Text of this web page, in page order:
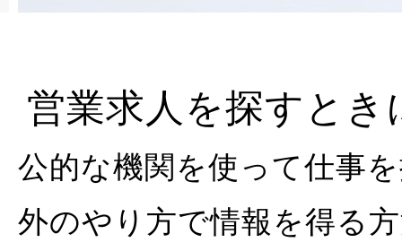
営業求人を探すと
公的な機関を使って仕事
外のやり方で情報を得る